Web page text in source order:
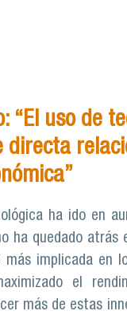
“El uso de
directa
ha ido en
ha quedado atrás
implicada en
el
más de estas